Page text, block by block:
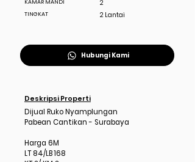
KAMAR MANDI
TINGKAT
2
2 Lantai
Hubungi Kami
Deskripsi Properti
Dijual Ruko Nyamplungan
Pabean Cantikan - Surabaya
Harga 6M
LT 84/LB 168